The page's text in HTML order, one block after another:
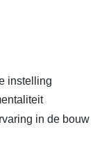
instelling
in de bouw